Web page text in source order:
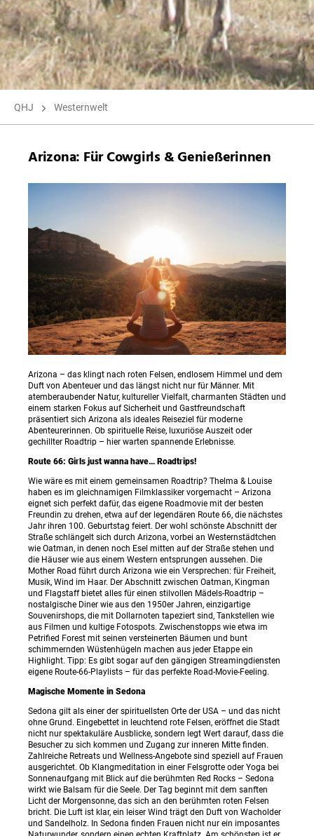
QHJ Westernwelt
Arizona: Für Cowgirls & Genießerinnen
Arizona – das klingt nach roten Felsen, endlosem Himmel und dem
Duft von Abenteuer und das längst nicht nur für Männer. Mit
atemberaubender Natur, kultureller Vielfalt, charmanten Städten und
einem starken Fokus auf Sicherheit und Gastfreundschaft
präsentiert sich Arizona als ideales Reiseziel für moderne
Abenteurerinnen. Ob spirituelle Reise, luxuriöse Auszeit oder
gechillter Roadtrip – hier warten spannende Erlebnisse.
Route 66: Girls just wanna have… Roadtrips!
Wie wäre es mit einem gemeinsamen Roadtrip? Thelma & Louise
haben es im gleichnamigen Filmklassiker vorgemacht – Arizona
eignet sich perfekt dafür, das eigene Roadmovie mit der besten
Freundin zu drehen, etwa auf der legendären Route 66, die nächstes
Jahr ihren 100. Geburtstag feiert. Der wohl schönste Abschnitt der
Straße schlängelt sich durch Arizona, vorbei an Westernstädtchen
wie Oatman, in denen noch Esel mitten auf der Straße stehen und
die Häuser wie aus einem Western entsprungen aussehen. Die
Mother Road führt durch Arizona wie ein Versprechen: für Freiheit,
Musik, Wind im Haar. Der Abschnitt zwischen Oatman, Kingman
und Flagstaff bietet alles für einen stilvollen Mädels-Roadtrip –
nostalgische Diner wie aus den 1950er Jahren, einzigartige
Souvenirshops, die mit Dollarnoten tapeziert sind, Tankstellen wie
aus Filmen und kultige Fotospots. Zwischenstopps wie etwa im
Petrified Forest mit seinen versteinerten Bäumen und bunt
schimmernden Wüstenhügeln machen aus jeder Etappe ein
Highlight. Tipp: Es gibt sogar auf den gängigen Streamingdiensten
eigene Route-66-Playlists – für das perfekte Road-Movie-Feeling.
Magische Momente in Sedona
Sedona gilt als einer der spirituellsten Orte der USA – und das nicht
ohne Grund. Eingebettet in leuchtend rote Felsen, eröffnet die Stadt
nicht nur spektakuläre Ausblicke, sondern legt Wert darauf, dass die
Besucher zu sich kommen und Zugang zur inneren Mitte finden.
Zahlreiche Retreats und Wellness-Angebote sind speziell auf Frauen
ausgerichtet. Ob Klangmeditation in einer Felsgrotte oder Yoga bei
Sonnenaufgang mit Blick auf die berühmten Red Rocks – Sedona
wirkt wie Balsam für die Seele. Der Tag beginnt mit dem sanften
Licht der Morgensonne, das sich an den berühmten roten Felsen
bricht. Die Luft ist klar, ein leiser Wind trägt den Duft von Wacholder
und Sandelholz. In Sedona finden Frauen nicht nur ein imposantes